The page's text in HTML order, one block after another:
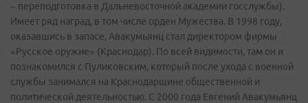
– переподготовка в Дальневосточной академии госслужбы).
Имеет ряд наград, в том числе орден Мужества. В 1998 году,
оказавшись в запасе, Авакумьянц стал директором фирмы
«Русское оружие» (Краснодар). По всей видимости, там он и
познакомился с Пуликовским, который после ухода с военной
службы занимался на Краснодарщине общественной и
политической деятельностью. С 2000 года Евгений Авакумьянц